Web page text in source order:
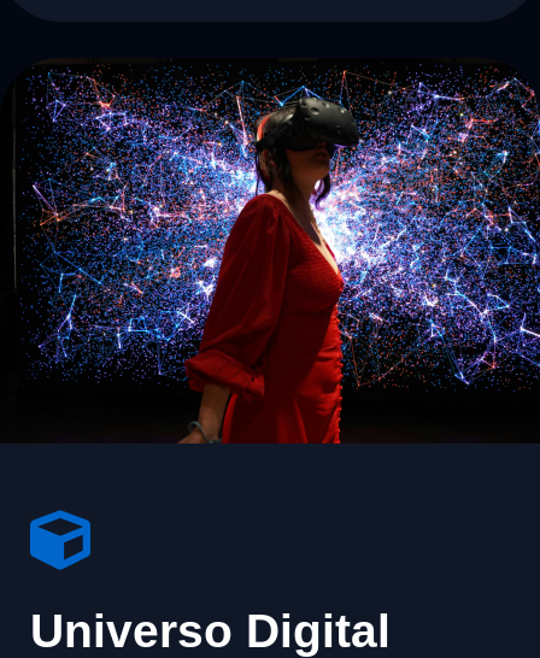
Universo Digital